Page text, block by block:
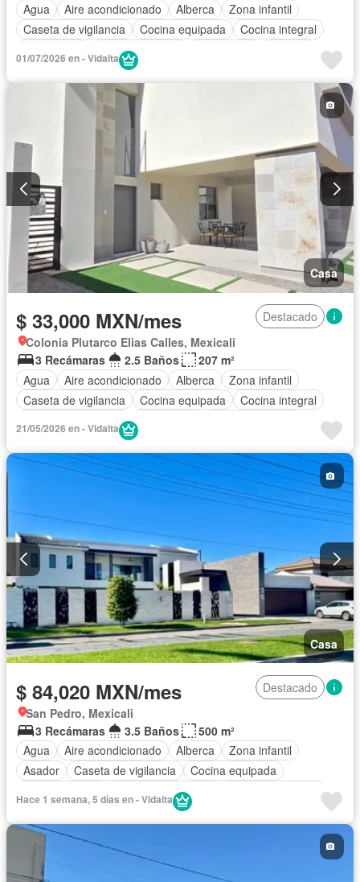
Agua
Aire acondicionado Alberca
Zona infantil
Caseta de vigilancia
Cocina equipada
Cocina integral
Estacionamiento
Recámara con closet
Televisión por cable
Wifi
Permite mascotas
Permite niños
Parcialmente amueblado
01/07/2026 en - Vidalta
Casa
$ 33,000 MXN/mes
Destacado
Colonia Plutarco Elias Calles, Mexicali
3 Recámaras
2.5 Baños
207 m²
Agua
Aire acondicionado Alberca
Zona infantil
Caseta de vigilancia
Cocina equipada
Cocina integral
Cuarto de Limpieza
Internet
Seguridad
Terraza
Wifi Zonas verdes
Permite niños
Parcialmente amueblado
21/05/2026 en - Vidalta
Casa
$ 84,020 MXN/mes
Destacado
San Pedro, Mexicali
3 Recámaras
3.5 Baños
500 m²
Agua
Aire acondicionado Alberca
Zona infantil
Asador
Caseta de vigilancia
Cocina equipada
Cuarto de Limpieza
Estacionamiento
Jardín
Televisión por cable
Zonas verdes
Permite niños
Solo familias
Hace 1 semana, 5 días en - Vidalta